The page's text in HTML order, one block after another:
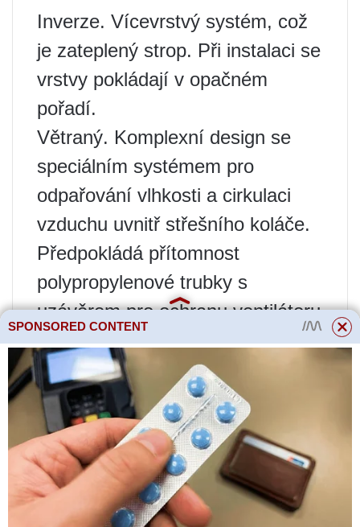
Inverze. Vícevrstvý systém, což
je zateplený strop. Při instalaci se
vrstvy pokládají v opačném
pořadí.
Větraný. Komplexní design se
speciálním systémem pro
odpařování vlhkosti a cirkulaci
vzduchu uvnitř střešního koláče.
Předpokládá přítomnost
polypropylenové trubky s
uzávěrem pro ochranu ventilátoru
před srážkami.
Přečtěte si více
Chyby při provozu
kotle Ariston
Jak se staví plochá
SPONSORED CONTENT